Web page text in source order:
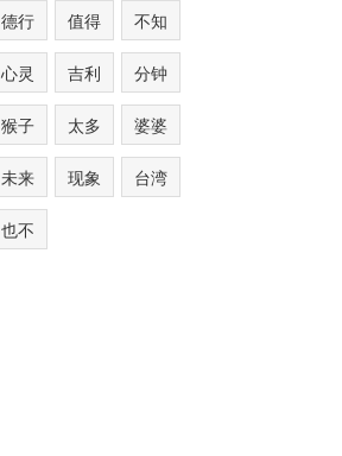
德行 值得 不知
心灵 吉利 分钟
猴子 太多 婆婆
未来 现象 台湾
也不